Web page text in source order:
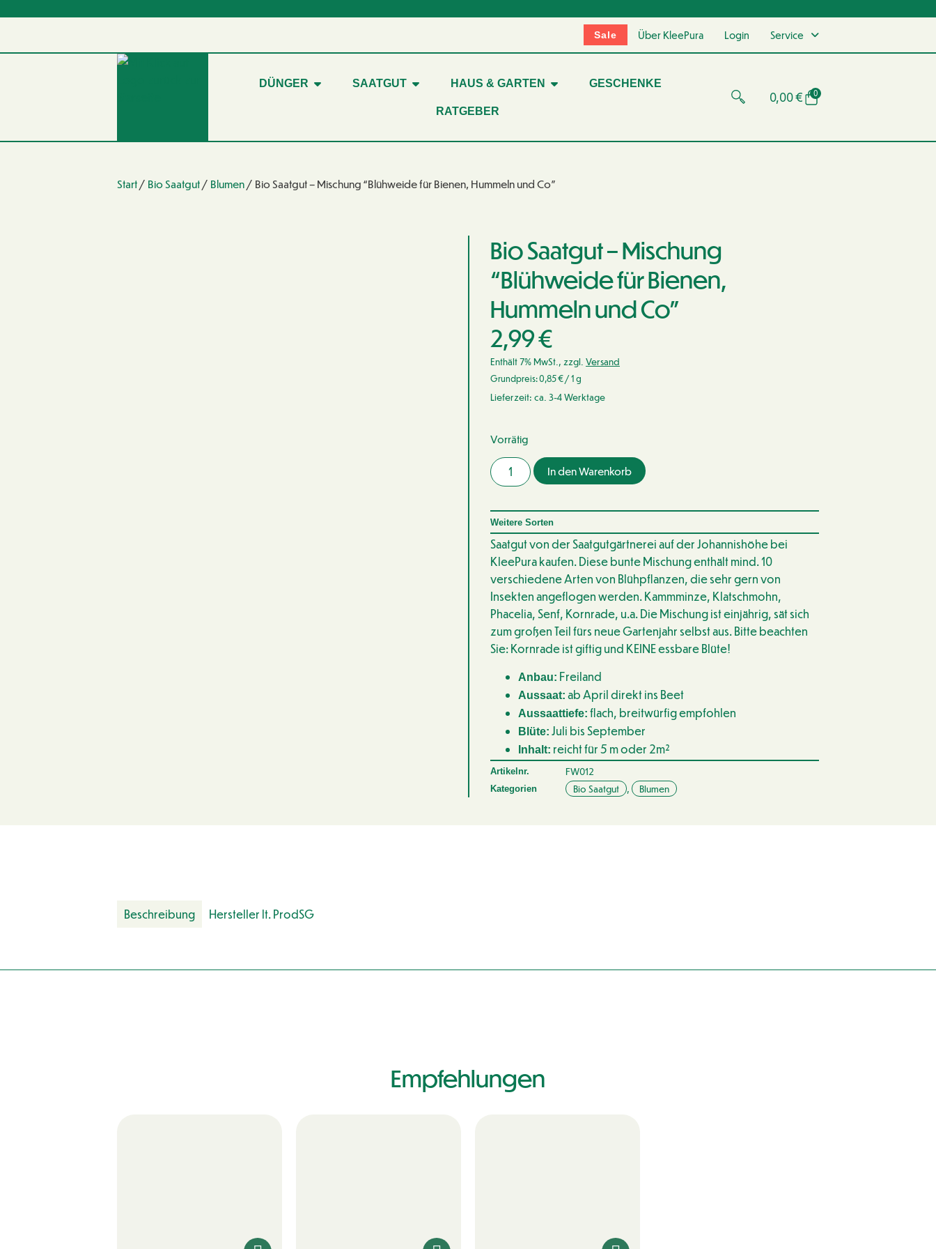
Sale Über KleePura Login Service
DÜNGER SAATGUT HAUS & GARTEN GESCHENKE
RATGEBER
0,00€ 0
Start / Bio Saatgut / Blumen / Bio Saatgut – Mischung “Blühweide für Bienen, Hummeln und Co”
Bio Saatgut – Mischung
“Blühweide für Bienen,
Hummeln und Co”
2,99€
Enthält 7% MwSt., zzgl. Versand
Grundpreis:0,85€/ 1 g
Lieferzeit: ca. 3-4 Werktage
Vorrätig
In den Warenkorb
Weitere Sorten
Saatgut von der Saatgutgärtnerei auf der Johannishöhe bei
KleePura kaufen. Diese bunte Mischung enthält mind. 10
verschiedene Arten von Blühpflanzen, die sehr gern von
Insekten angeflogen werden. Kammminze, Klatschmohn,
Phacelia, Senf, Kornrade, u.a. Die Mischung ist einjährig, sät sich
zum großen Teil fürs neue Gartenjahr selbst aus. Bitte beachten
Sie: Kornrade ist giftig und KEINE essbare Blüte!
Anbau: Freiland
Aussaat: ab April direkt ins Beet
Aussaattiefe: flach, breitwürfig empfohlen
Blüte: Juli bis September
Inhalt: reicht für 5 m oder 2m²
Artikelnr. FW012
Kategorien Bio Saatgut , Blumen
Beschreibung Hersteller lt. ProdSG
Empfehlungen